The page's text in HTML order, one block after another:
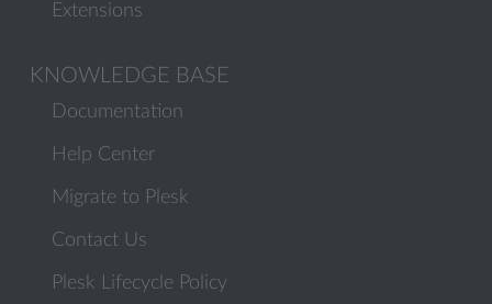
Extensions
KNOWLEDGE BASE
Documentation
Help Center
Migrate to Plesk
Contact Us
Plesk Lifecycle Policy